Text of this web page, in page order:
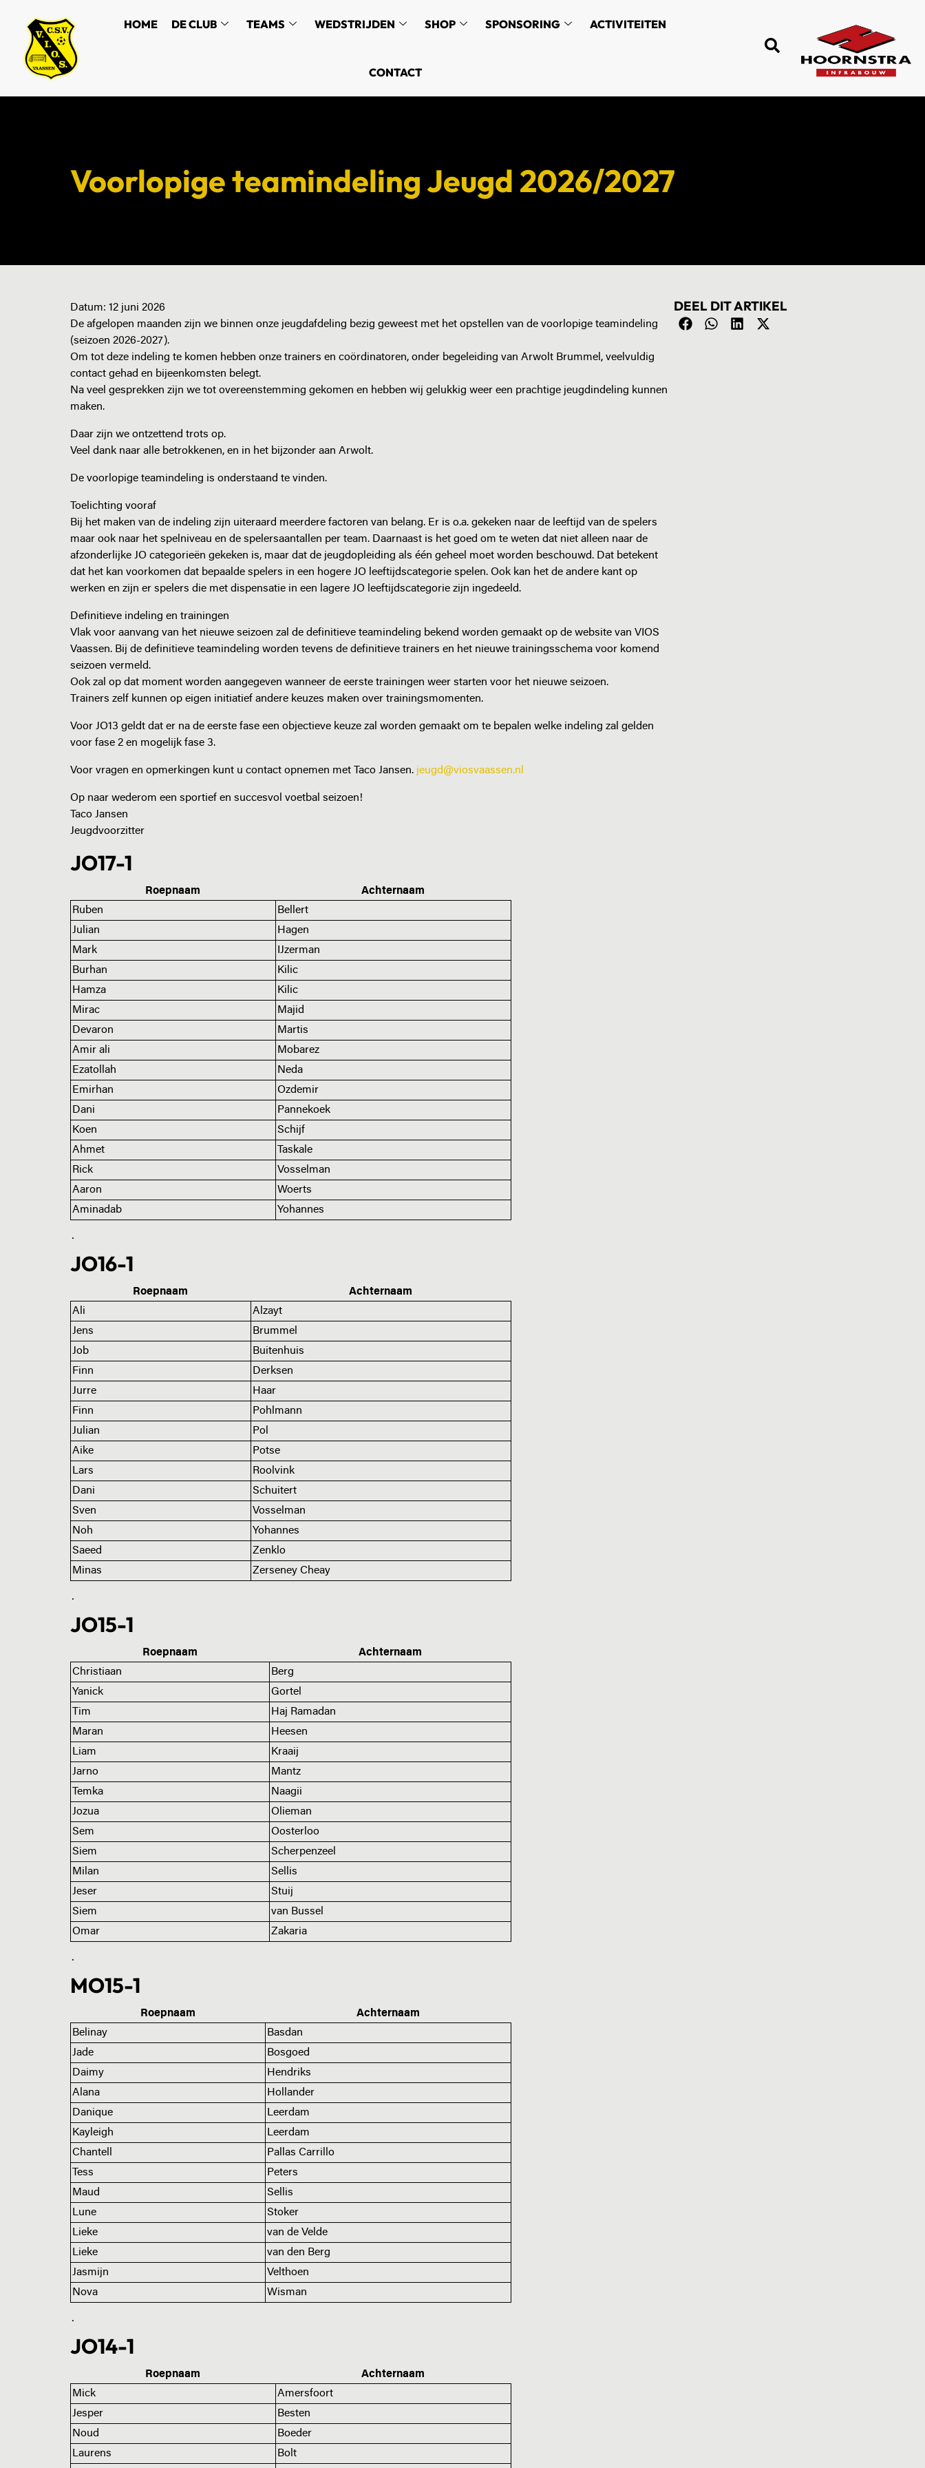
HOME DE CLUB TEAMS WEDSTRIJDEN SHOP SPONSORING ACTIVITEITEN
CONTACT
Voorlopige teamindeling Jeugd 2026/2027
Datum: 12 juni 2026
De afgelopen maanden zijn we binnen onze jeugdafdeling bezig geweest met het opstellen van de voorlopige teamindeling
(seizoen 2026-2027).
Om tot deze indeling te komen hebben onze trainers en coördinatoren, onder begeleiding van Arwolt Brummel, veelvuldig
contact gehad en bijeenkomsten belegt.
Na veel gesprekken zijn we tot overeenstemming gekomen en hebben wij gelukkig weer een prachtige jeugdindeling kunnen
maken.
Daar zijn we ontzettend trots op.
Veel dank naar alle betrokkenen, en in het bijzonder aan Arwolt.
De voorlopige teamindeling is onderstaand te vinden.
Toelichting vooraf
Bij het maken van de indeling zijn uiteraard meerdere factoren van belang. Er is o.a. gekeken naar de leeftijd van de spelers
maar ook naar het spelniveau en de spelersaantallen per team. Daarnaast is het goed om te weten dat niet alleen naar de
afzonderlijke JO categorieën gekeken is, maar dat de jeugdopleiding als één geheel moet worden beschouwd. Dat betekent
dat het kan voorkomen dat bepaalde spelers in een hogere JO leeftijdscategorie spelen. Ook kan het de andere kant op
werken en zijn er spelers die met dispensatie in een lagere JO leeftijdscategorie zijn ingedeeld.
Definitieve indeling en trainingen
Vlak voor aanvang van het nieuwe seizoen zal de definitieve teamindeling bekend worden gemaakt op de website van VIOS
Vaassen. Bij de definitieve teamindeling worden tevens de definitieve trainers en het nieuwe trainingsschema voor komend
seizoen vermeld.
Ook zal op dat moment worden aangegeven wanneer de eerste trainingen weer starten voor het nieuwe seizoen.
Trainers zelf kunnen op eigen initiatief andere keuzes maken over trainingsmomenten.
Voor JO13 geldt dat er na de eerste fase een objectieve keuze zal worden gemaakt om te bepalen welke indeling zal gelden
voor fase 2 en mogelijk fase 3.
Voor vragen en opmerkingen kunt u contact opnemen met Taco Jansen. jeugd@viosvaassen.nl
Op naar wederom een sportief en succesvol voetbal seizoen!
Taco Jansen
Jeugdvoorzitter
JO17-1
Roepnaam
Achternaam
Ruben
Bellert
Julian
Hagen
Mark
IJzerman
Burhan
Kilic
Hamza
Kilic
Mirac
Majid
Devaron
Martis
Amir ali
Mobarez
Ezatollah
Neda
Emirhan
Ozdemir
Dani
Pannekoek
Koen
Schijf
Ahmet
Taskale
Rick
Vosselman
Aaron
Woerts
Aminadab
Yohannes
.
JO16-1
Roepnaam
Achternaam
Ali
Alzayt
Jens
Brummel
Job
Buitenhuis
Finn
Derksen
Jurre
Haar
Finn
Pohlmann
Julian
Pol
Aike
Potse
Lars
Roolvink
Dani
Schuitert
Sven
Vosselman
Noh
Yohannes
Saeed
Zenklo
Minas
Zerseney Cheay
.
JO15-1
Roepnaam
Achternaam
Christiaan
Berg
Yanick
Gortel
Tim
Haj Ramadan
Maran
Heesen
Liam
Kraaij
Jarno
Mantz
Temka
Naagii
Jozua
Olieman
Sem
Oosterloo
Siem
Scherpenzeel
Milan
Sellis
Jeser
Stuij
Siem
van Bussel
Omar
Zakaria
.
MO15-1
Roepnaam
Achternaam
Belinay
Basdan
Jade
Bosgoed
Daimy
Hendriks
Alana
Hollander
Danique
Leerdam
Kayleigh
Leerdam
Chantell
Pallas Carrillo
Tess
Peters
Maud
Sellis
Lune
Stoker
Lieke
van de Velde
Lieke
van den Berg
Jasmijn
Velthoen
Nova
Wisman
.
JO14-1
Roepnaam
Achternaam
Mick
Amersfoort
Jesper
Besten
Noud
Boeder
Laurens
Bolt
DEEL DIT ARTIKEL